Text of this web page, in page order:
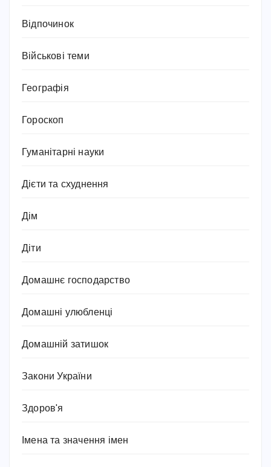
Відпочинок
Військові теми
Географія
Гороскоп
Гуманітарні науки
Дієти та схуднення
Дім
Діти
Домашнє господарство
Домашні улюбленці
Домашній затишок
Закони України
Здоров'я
Імена та значення імен